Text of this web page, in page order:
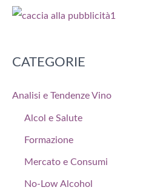
CATEGORIE
Analisi e Tendenze Vino
Alcol e Salute
Formazione
Mercato e Consumi
No-Low Alcohol